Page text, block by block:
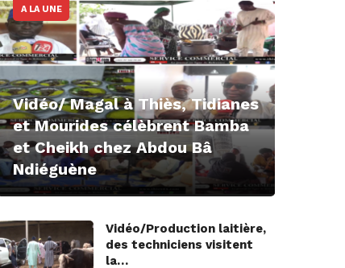
A LA UNE
Vidéo/ Magal à Thiès, Tidianes
et Mourides célèbrent Bamba
et Cheikh chez Abdou Bâ
Ndiéguène
Vidéo/Production laitière,
des techniciens visitent
la…